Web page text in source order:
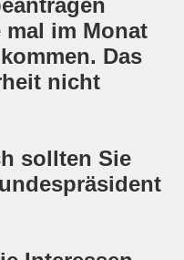
mal im Monat
Das
nicht
sollten Sie
in der Innenstadt
Bewegung
am 10.01.2022
Ampel-Koalition unter
der Saale Contra